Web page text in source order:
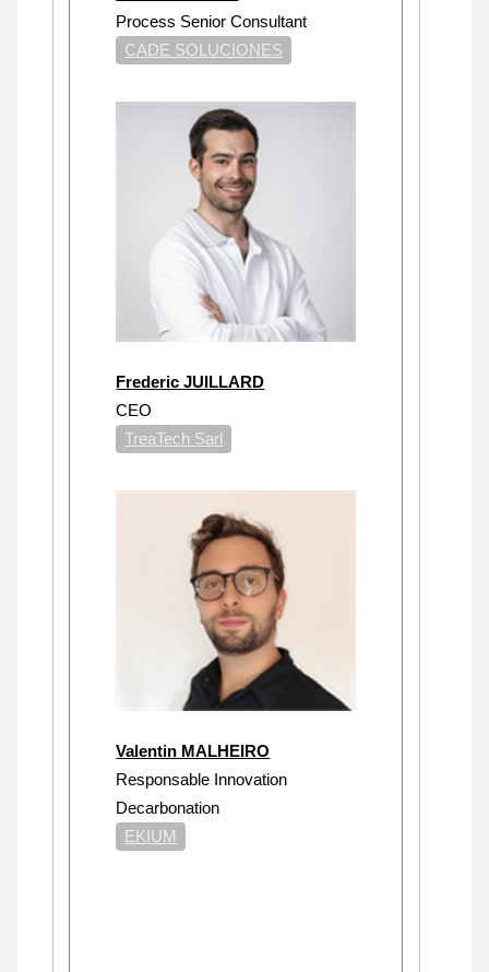
Process Senior Consultant
CADE SOLUCIONES
Frederic JUILLARD
CEO
TreaTech Sarl
Valentin MALHEIRO
Responsable Innovation
Decarbonation
EKIUM